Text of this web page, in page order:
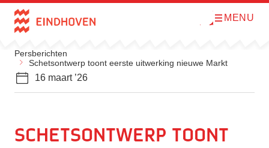
Direct naar de inhoud
O
e
MENU
Persberichten
Schetsontwerp toont eerste uitwerking nieuwe Markt
16 maart ’26
Schetsontwerp toont